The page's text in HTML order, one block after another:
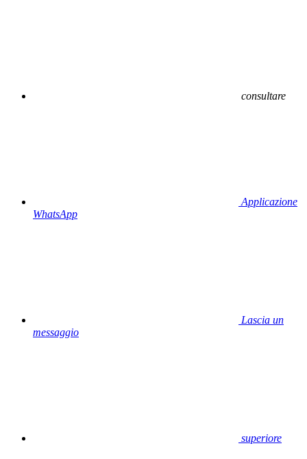
consultare
Applicazione
WhatsApp
Lascia un
messaggio
superiore